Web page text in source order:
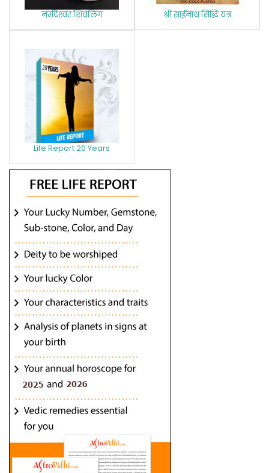
नर्मदेश्‍वर शिवलिंग श्री साईंनाथ सिद्धि यंत्र
Life Report 20 Years